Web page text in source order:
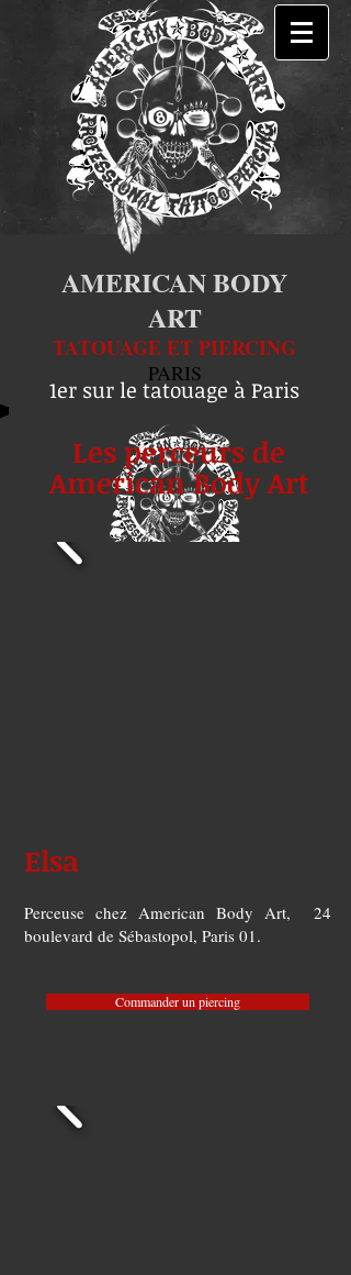
AMERICAN BODY
ART
TATOUAGE ET PIERCING
PARIS
1er sur le tatouage à Paris
Les perceurs de
American Body Art
Elsa
Perceuse chez American Body Art, 24
boulevard de Sébastopol, Paris 01.
Commander un piercing